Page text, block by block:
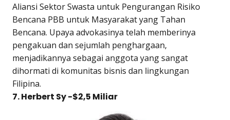
Aliansi Sektor Swasta untuk Pengurangan Risiko
Bencana PBB untuk Masyarakat yang Tahan
Bencana. Upaya advokasinya telah memberinya
pengakuan dan sejumlah penghargaan,
menjadikannya sebagai anggota yang sangat
dihormati di komunitas bisnis dan lingkungan
Filipina.
7. Herbert Sy -$2,5 Miliar